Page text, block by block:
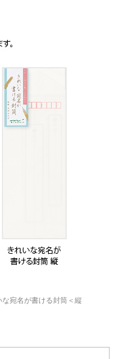
な宛名が書ける封筒＜縦